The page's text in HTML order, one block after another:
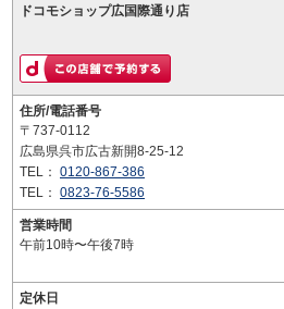
ドコモショップ広国際通り店
住所/電話番号
〒737-0112
広島県呉市広古新開8-25-12
TEL： 0120-867-386
TEL： 0823-76-5586
営業時間
午前10時〜午後7時
定休日